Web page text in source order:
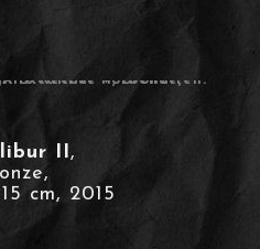
II,
cm, 2015